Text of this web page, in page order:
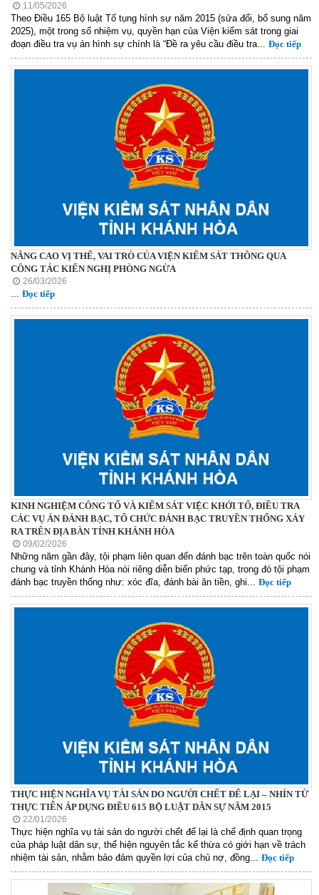
11/05/2026
Theo Điều 165 Bộ luật Tố tụng hình sự năm 2015 (sửa đổi, bổ sung năm
2025), một trong số nhiệm vụ, quyền hạn của Viện kiểm sát trong giai
đoạn điều tra vụ án hình sự chính là “Đề ra yêu cầu điều tra... Đọc tiếp
NÂNG CAO VỊ THẾ, VAI TRÒ CỦA VIỆN KIỂM SÁT THÔNG QUA
CÔNG TÁC KIẾN NGHỊ PHÒNG NGỪA
26/03/2026
Đọc tiếp
KINH NGHIỆM CÔNG TỐ VÀ KIỂM SÁT VIỆC KHỞI TỐ, ĐIỀU TRA
CÁC VỤ ÁN ĐÁNH BẠC, TỔ CHỨC ĐÁNH BẠC TRUYỀN THỐNG XẢY
RA TRÊN ĐỊA BÀN TỈNH KHÁNH HÒA
09/02/2026
Những năm gần đây, tội phạm liên quan đến đánh bạc trên toàn quốc nói
chung và tỉnh Khánh Hòa nói riêng diễn biến phức tạp, trong đó tội phạm
đánh bạc truyền thống như: xóc đĩa, đánh bài ăn tiền, ghi... Đọc tiếp
THỰC HIỆN NGHĨA VỤ TÀI SẢN DO NGƯỜI CHẾT ĐỂ LẠI – NHÌN TỪ
THỰC TIỄN ÁP DỤNG ĐIỀU 615 BỘ LUẬT DÂN SỰ NĂM 2015
22/01/2026
Thực hiện nghĩa vụ tài sản do người chết để lại là chế định quan trọng
của pháp luật dân sự, thể hiện nguyên tắc kế thừa có giới hạn về trách
nhiệm tài sản, nhằm bảo đảm quyền lợi của chủ nợ, đồng... Đọc tiếp